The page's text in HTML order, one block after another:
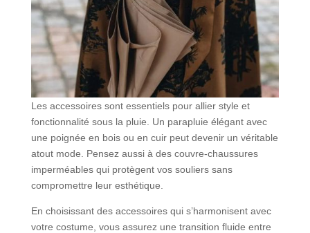
Les accessoires sont essentiels pour allier style et
fonctionnalité sous la pluie. Un parapluie élégant avec
une poignée en bois ou en cuir peut devenir un véritable
atout mode. Pensez aussi à des couvre-chaussures
imperméables qui protègent vos souliers sans
compromettre leur esthétique.
En choisissant des accessoires qui s’harmonisent avec
votre costume, vous assurez une transition fluide entre